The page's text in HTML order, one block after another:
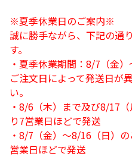
※夏季休業日のご案内※
誠に勝手ながら、下記の通
す。
・夏季休業期間：8/7（金）
ご注文日によって発送日が
い。
・8/6（木）まで及び8/17
り7営業日ほどで発送
・8/7（金）～8/16（日）
営業日ほどで発送